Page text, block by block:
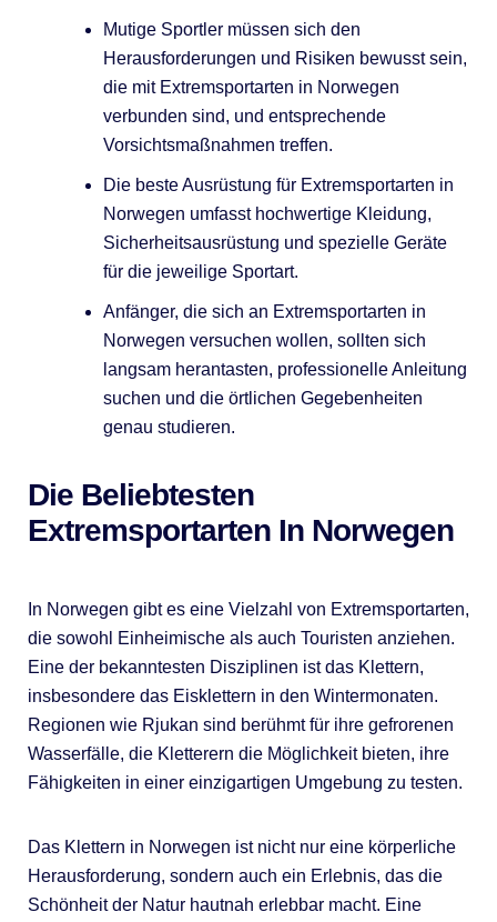
Mutige Sportler müssen sich den
Herausforderungen und Risiken bewusst sein,
die mit Extremsportarten in Norwegen
verbunden sind, und entsprechende
Vorsichtsmaßnahmen treffen.
Die beste Ausrüstung für Extremsportarten in
Norwegen umfasst hochwertige Kleidung,
Sicherheitsausrüstung und spezielle Geräte
für die jeweilige Sportart.
Anfänger, die sich an Extremsportarten in
Norwegen versuchen wollen, sollten sich
langsam herantasten, professionelle Anleitung
suchen und die örtlichen Gegebenheiten
genau studieren.
Die Beliebtesten
Extremsportarten In Norwegen
In Norwegen gibt es eine Vielzahl von Extremsportarten,
die sowohl Einheimische als auch Touristen anziehen.
Eine der bekanntesten Disziplinen ist das Klettern,
insbesondere das Eisklettern in den Wintermonaten.
Regionen wie Rjukan sind berühmt für ihre gefrorenen
Wasserfälle, die Kletterern die Möglichkeit bieten, ihre
Fähigkeiten in einer einzigartigen Umgebung zu testen.
Das Klettern in Norwegen ist nicht nur eine körperliche
Herausforderung, sondern auch ein Erlebnis, das die
Schönheit der Natur hautnah erlebbar macht. Eine